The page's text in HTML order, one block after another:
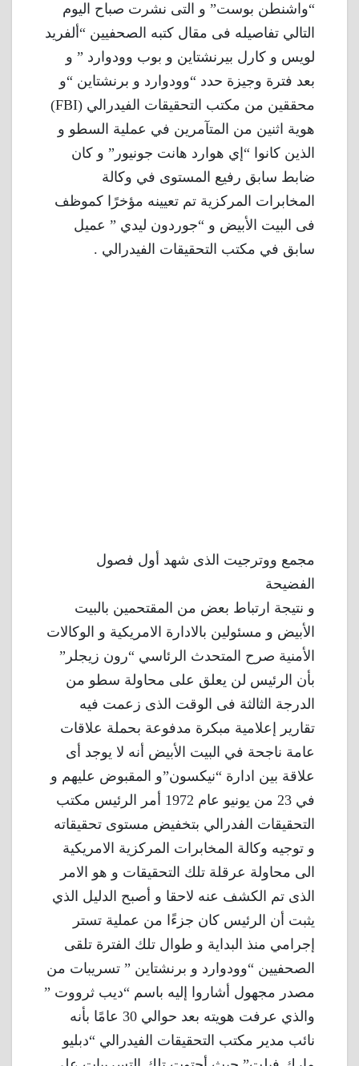
“واشنطن بوست” و التى نشرت صباح اليوم
التالي تفاصيله فى مقال كتبه الصحفيين “ألفريد
لويس و كارل بيرنشتاين و بوب وودوارد ” و
بعد فترة وجيزة حدد “وودوارد و برنشتاين “و
محققين من مكتب التحقيقات الفيدرالي (FBI)
هوية اثنين من المتآمرين في عملية السطو و
الذين كانوا “إي هوارد هانت جونيور” و كان
ضابط سابق رفيع المستوى في وكالة
المخابرات المركزية تم تعيينه مؤخرًا كموظف
فى البيت الأبيض و “جوردون ليدي ” عميل
سابق في مكتب التحقيقات الفيدرالي .
مجمع ووترجيت الذى شهد أول فصول
الفضيحة
و نتيجة ارتباط بعض من المقتحمين بالبيت
الأبيض و مسئولين بالادارة الامريكية و الوكالات
الأمنية صرح المتحدث الرئاسي “رون زيجلر”
بأن الرئيس لن يعلق على محاولة سطو من
الدرجة الثالثة فى الوقت الذى زعمت فيه
تقارير إعلامية مبكرة مدفوعة بحملة علاقات
عامة ناجحة في البيت الأبيض أنه لا يوجد أى
علاقة بين ادارة “نيكسون”و المقبوض عليهم و
في 23 من يونيو عام 1972 أمر الرئيس مكتب
التحقيقات الفدرالي بتخفيض مستوى تحقيقاته
و توجيه وكالة المخابرات المركزية الامريكية
الى محاولة عرقلة تلك التحقيقات و هو الامر
الذى تم الكشف عنه لاحقا و أصبح الدليل الذي
يثبت أن الرئيس كان جزءًا من عملية تستر
إجرامي منذ البداية و طوال تلك الفترة تلقى
الصحفيين “وودوارد و برنشتاين ” تسريبات من
مصدر مجهول أشاروا إليه باسم “ديب ثرووت ”
والذي عرفت هويته بعد حوالي 30 عامًا بأنه
نائب مدير مكتب التحقيقات الفيدرالي “دبليو